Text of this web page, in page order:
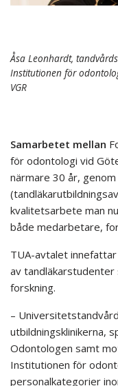
Åsa Leonhardt,
Institutionen för
VGR
Samarbetet mellan
för odontologi vid
närmare 30 år,
kvalitetsarbete man
både medarbetare,
TUA-avtalet
av tandläkarstudenter
forskning.
–
utbildningsklinikerna,
Odontologen samt
Institutionen för
personalkategorier